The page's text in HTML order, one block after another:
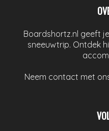
Boardshortz.nl geeft
sneeuwtrip. Ontdek
Neem contact met